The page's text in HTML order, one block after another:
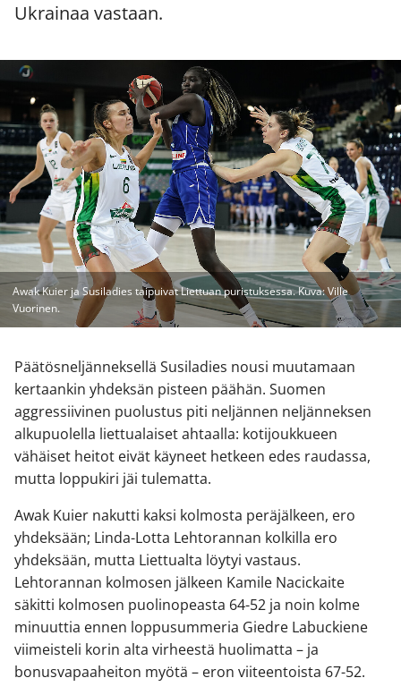
Ukrainaa vastaan.
Awak Kuier ja Susiladies taipuivat Liettuan puristuksessa. Kuva: Ville
Vuorinen.
Päätösneljänneksellä Susiladies nousi muutamaan
kertaankin yhdeksän pisteen päähän. Suomen
aggressiivinen puolustus piti neljännen neljänneksen
alkupuolella liettualaiset ahtaalla: kotijoukkueen
vähäiset heitot eivät käyneet hetkeen edes raudassa,
mutta loppukiri jäi tulematta.
Awak Kuier nakutti kaksi kolmosta peräjälkeen, ero
yhdeksään; Linda-Lotta Lehtorannan kolkilla ero
yhdeksään, mutta Liettualta löytyi vastaus.
Lehtorannan kolmosen jälkeen Kamile Nacickaite
säkitti kolmosen puolinopeasta 64-52 ja noin kolme
minuuttia ennen loppusummeria Giedre Labuckiene
viimeisteli korin alta virheestä huolimatta – ja
bonusvapaaheiton myötä – eron viiteentoista 67-52.